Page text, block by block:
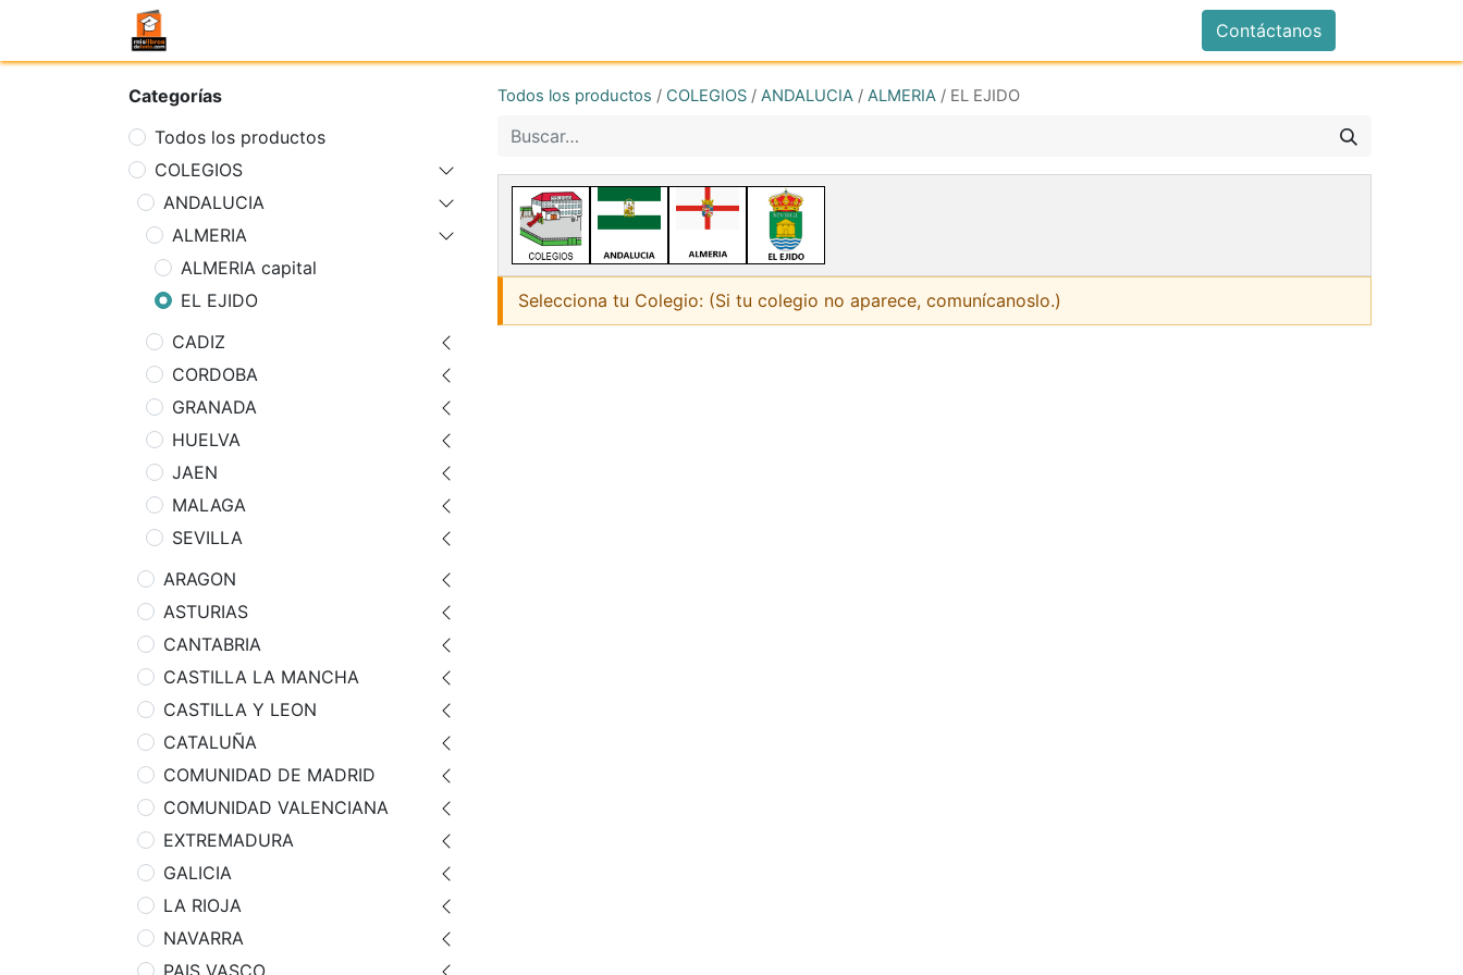
Contáctanos
Categorías
Todos los productos
COLEGIOS
ANDALUCIA
ALMERIA
ALMERIA capital
EL EJIDO
CADIZ
CORDOBA
GRANADA
HUELVA
JAEN
MALAGA
SEVILLA
ARAGON
ASTURIAS
CANTABRIA
CASTILLA LA MANCHA
CASTILLA Y LEON
CATALUÑA
COMUNIDAD DE MADRID
COMUNIDAD VALENCIANA
EXTREMADURA
GALICIA
LA RIOJA
NAVARRA
PAIS VASCO
Todos los productos / COLEGIOS / ANDALUCIA / ALMERIA / EL EJIDO
Selecciona tu Colegio: (Si tu colegio no aparece, comunícanoslo.)